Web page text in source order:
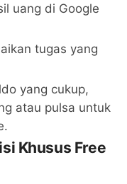
uang di Google
tugas yang
yang cukup,
atau pulsa untuk
Khusus Free